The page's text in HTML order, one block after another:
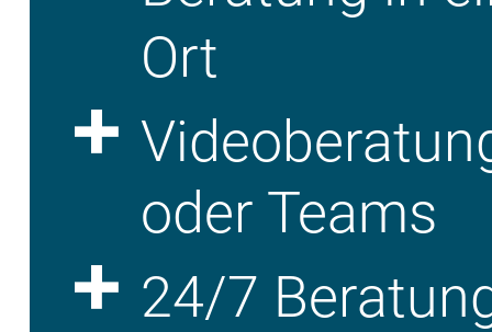
Ort
oder Teams
24/7